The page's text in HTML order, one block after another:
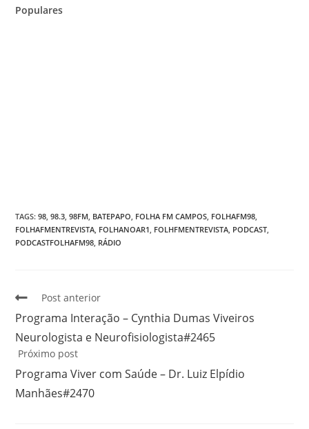
Populares
TAGS:98 98.3 98FM BATEPAPO FOLHA FM CAMPOS FOLHAFM98
FOLHAFMENTREVISTA FOLHANOAR1 FOLHFMENTREVISTA PODCAST
PODCASTFOLHAFM98 RÁDIO
Post anterior
Programa Interação – Cynthia Dumas Viveiros
Neurologista e Neurofisiologista#2465
Próximo post
Programa Viver com Saúde – Dr. Luiz Elpídio
Manhães#2470